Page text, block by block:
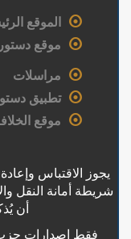
الموقع
موقع دستور
مراسلات
تطبيق
موقع
يجوز الاقتباس
شريطة أمانة النقل
أن
فقط إصدارات حزب